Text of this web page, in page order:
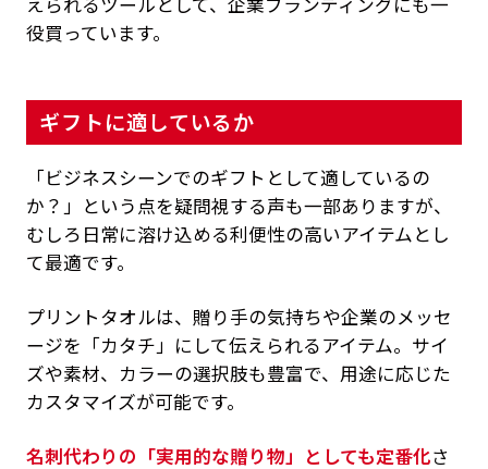
えられるツールとして、企業ブランディングにも一
役買っています。
ギフトに適しているか
「ビジネスシーンでのギフトとして適しているの
か？」という点を疑問視する声も一部ありますが、
むしろ日常に溶け込める利便性の高いアイテムとし
て最適です。
プリントタオルは、贈り手の気持ちや企業のメッセ
ージを「カタチ」にして伝えられるアイテム。サイ
ズや素材、カラーの選択肢も豊富で、用途に応じた
カスタマイズが可能です。
名刺代わりの「実用的な贈り物」としても定番化さ